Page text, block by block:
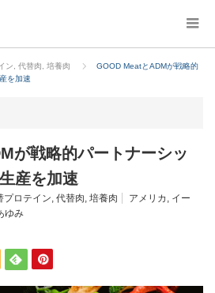
ン 代替肉 培養肉
GOOD MeatとADMが戦略的
を加速
が戦略的パートナーシッ
産を加速
プロテイン, 代替肉, 培養肉 アメリカ , イー
ゆみ